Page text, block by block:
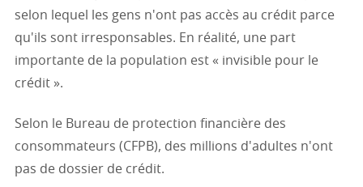
selon lequel les gens n'ont pas accès au crédit parce
qu'ils sont irresponsables. En réalité, une part
importante de la population est « invisible pour le
crédit ».
Selon le Bureau de protection financière des
consommateurs (CFPB), des millions d'adultes n'ont
pas de dossier de crédit.